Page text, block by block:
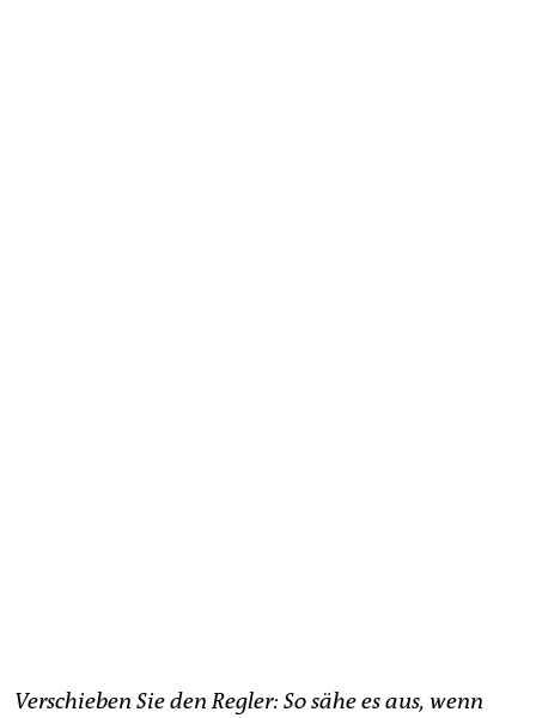
Verschieben Sie den Regler: So sähe es aus, wenn